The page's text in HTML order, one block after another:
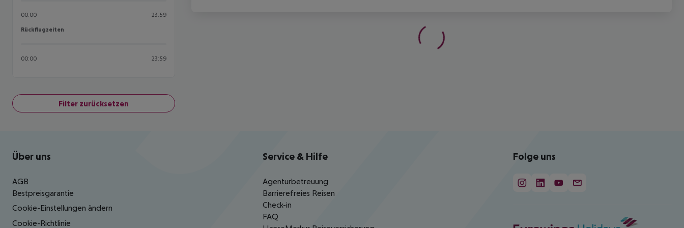
00:00 23:59
Rückflugzeiten
Rückflugzeiten
00:00 23:59
Filter zurücksetzen
Footer navigation
Über uns
AGB
Bestpreisgarantie
Cookie-Einstellungen ändern
Cookie-Richtlinie
Service & Hilfe
Agenturbetreuung
Barrierefreies Reisen
Check-in
FAQ
Folge uns